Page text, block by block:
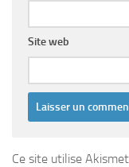
Site web
Ce site utilise